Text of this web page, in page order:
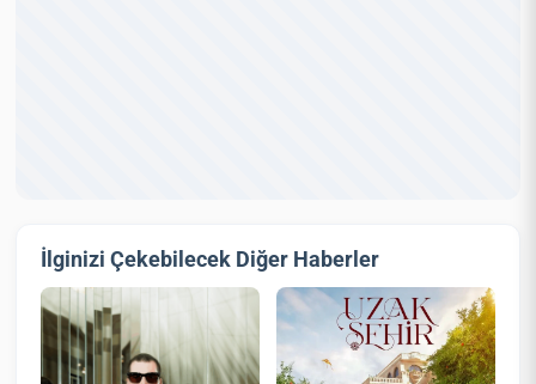
İlginizi Çekebilecek Diğer Haberler